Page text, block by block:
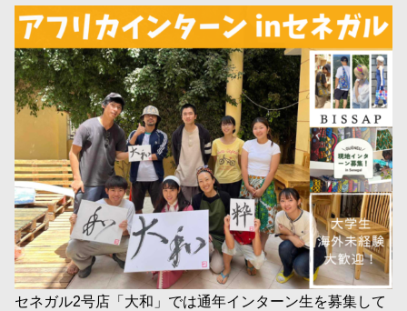
セネガル2号店「大和」では通年インターン生を募集して